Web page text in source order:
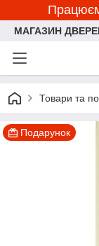
МАГАЗИН
Товари та
Подарунок